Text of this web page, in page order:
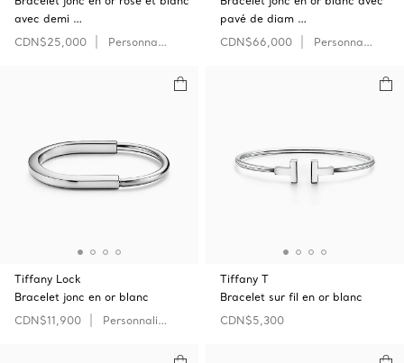
avec demi …
CDN$25,000
Personnaliser
pavé de diam …
CDN$66,000
Personnaliser
Tiffany Lock
Bracelet jonc en or blanc
CDN$11,900
Personnaliser
Tiffany T
Bracelet sur fil en or blanc
CDN$5,300